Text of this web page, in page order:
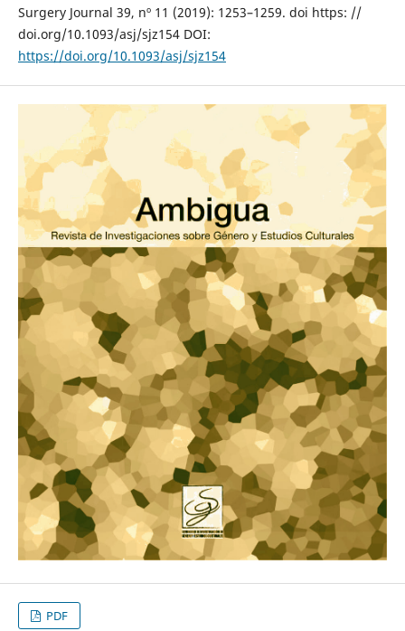
Surgery Journal 39, nº 11 (2019): 1253–1259. doi https: //
doi.org/10.1093/asj/sjz154 DOI:
https://doi.org/10.1093/asj/sjz154
PDF